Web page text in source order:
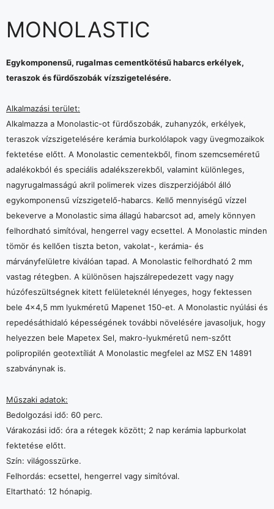
MONOLASTIC
Egykomponensű, rugalmas cementkötésű habarcs erkélyek,
teraszok és fürdőszobák vízszigetelésére.
Alkalmazási terület:
Alkalmazza a Monolastic-ot fürdőszobák, zuhanyzók, erkélyek,
teraszok vízszigetelésére kerámia burkolólapok vagy üvegmozaikok
fektetése előtt. A Monolastic cementekből, finom szemcseméretű
adalékokból és speciális adalékszerekből, valamint különleges,
nagyrugalmasságú akril polimerek vizes diszperziójából álló
egykomponensű vízszigetelő-habarcs. Kellő mennyiségű vízzel
bekeverve a Monolastic sima állagú habarcsot ad, amely könnyen
felhordható simítóval, hengerrel vagy ecsettel. A Monolastic minden
tömör és kellően tiszta beton, vakolat-, kerámia- és
márványfelületre kiválóan tapad. A Monolastic felhordható 2 mm
vastag rétegben. A különösen hajszálrepedezett vagy nagy
húzófeszültségnek kitett felületeknél lényeges, hogy fektessen
bele 4×4,5 mm lyukméretű Mapenet 150-et. A Monolastic nyúlási és
repedésáthidaló képességének további növelésére javasoljuk, hogy
helyezzen bele Mapetex Sel, makro-lyukméretű nem-szőtt
polipropilén geotextíliát A Monolastic megfelel az MSZ EN 14891
szabványnak is.
Műszaki adatok:
Bedolgozási idő: 60 perc.
Várakozási idő: óra a rétegek között; 2 nap kerámia lapburkolat
fektetése előtt.
Szín: világosszürke.
Felhordás: ecsettel, hengerrel vagy simítóval.
Eltartható: 12 hónapig.